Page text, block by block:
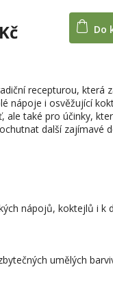
Do
recepturou, která
nápoje i osvěžující
ale také pro účinky,
další zajímavé
nápojů, koktejlů i k
umělých